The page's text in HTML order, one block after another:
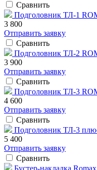
Сравнить
Подголовник ТЛ-1
3 800
Отправить заявку
Сравнить
Подголовник ТЛ-2
3 900
Отправить заявку
Сравнить
Подголовник ТЛ-3
4 600
Отправить заявку
Сравнить
Подголовник ТЛ-3
5 400
Отправить заявку
Сравнить
Бустер-накладка